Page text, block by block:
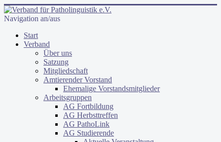
Navigation an/aus
Start
Verband
Über uns
Satzung
Mitgliedschaft
Amtierender Vorstand
Ehemalige Vorstandsmitglieder
Arbeitsgruppen
AG Fortbildung
AG Herbsttreffen
AG PathoLink
AG Studierende